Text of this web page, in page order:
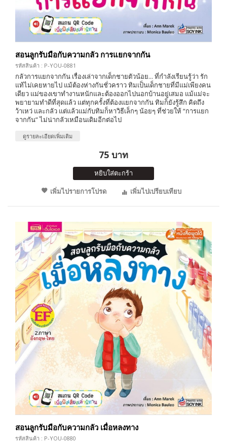
สอนลูกรับมือกับความกลัว การแยกจากกัน
รหัสสินค้า : P-YOU-0881
กลัวการแยกจากกัน เรื่องเล่าจากเด็กชายตัวน้อย... ที่กำลังเรียนรู้ว่า รัก
แท้ไม่เคยหายไป แม้ต้องห่างกันชั่วคราว ทิมเป็นเด็กชายที่มีแม่เพียงคน
เดียว แม่ของเขาทำงานหนักและต้องออกไปนอกบ้านอยู่เสมอ แม้แม่จะ
พยายามทำดีที่สุดแล้ว แต่ทุกครั้งที่ต้องแยกจากกัน ทิมก็ยังรู้สึก คิดถึง
ว้าเหว่ และกลัว แต่แล้วแม่กับทิมก็หาวิธีเล็กๆ น้อยๆ ที่ช่วยให้ “การแยก
จากกัน” ไม่น่ากลัวเหมือนเดิมอีกต่อไป
ดูรายละเอียดเพิ่มเติม
75 บาท
หยิบใส่ตะกร้า
เพิ่มไปรายการโปรด
เพิ่มไปเปรียบเทียบ
สอนลูกรับมือกับความกลัว เมื่อหลงทาง
รหัสสินค้า : P-YOU-0880